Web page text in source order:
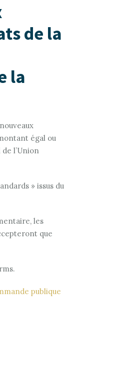
de la
la
égal ou
l’Union
» issus du
les
que
publique